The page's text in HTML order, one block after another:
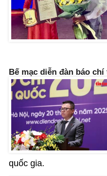
Bế mạc diễn đàn báo chí
quốc gia.